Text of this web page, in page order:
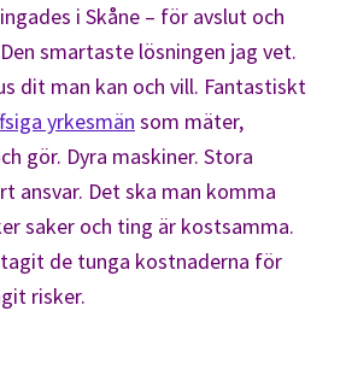
i Skåne – för avslut och
smartaste lösningen jag vet.
dit man kan och vill. Fantastiskt
yrkesmän som mäter,
gör. Dyra maskiner. Stora
ansvar. Det ska man komma
saker och ting är kostsamma.
de tunga kostnaderna för
risker.